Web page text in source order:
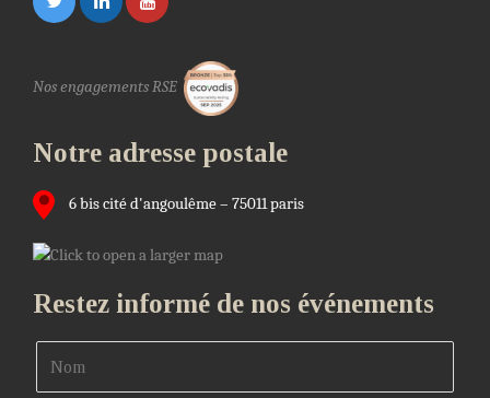
Nos engagements RSE
Notre adresse postale
6 bis cité d'angoulême – 75011 paris
Restez informé de nos événements